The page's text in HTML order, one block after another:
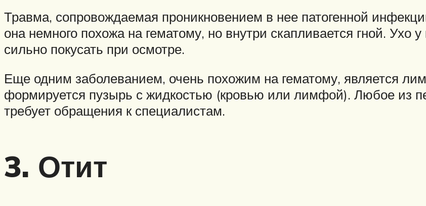
Травма, сопровождаемая проникновением в нее патогенной
она немного похожа на гематому, но внутри скапливается гной. Ухо
сильно покусать при осмотре.
Еще одним заболеванием, очень похожим на гематому, является
формируется пузырь с жидкостью (кровью или лимфой). Любое из
требует обращения к специалистам.
3. Отит